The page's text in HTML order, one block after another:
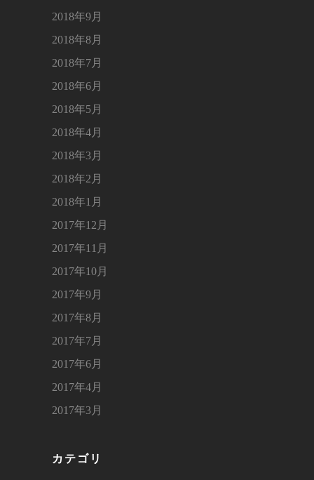
2018年9月
2018年8月
2018年7月
2018年6月
2018年5月
2018年4月
2018年3月
2018年2月
2018年1月
2017年12月
2017年11月
2017年10月
2017年9月
2017年8月
2017年7月
2017年6月
2017年4月
2017年3月
カテゴリ